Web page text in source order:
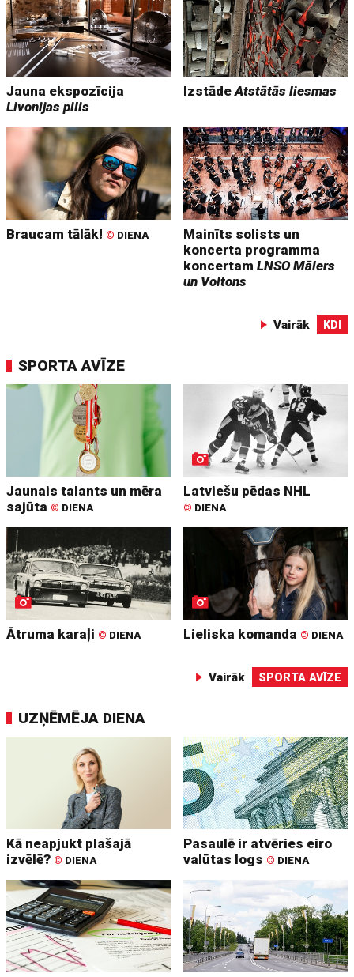
Jauna ekspozīcija
Livonijas pilis
IzstādeAtstātās liesmas
Braucam tālāk! © DIENA
Mainīts solists un
koncerta programma
koncertamLNSO Mālers
un Voltons
Vairāk KDI
SPORTA AVĪZE
Jaunais talants un mēra
sajūta © DIENA
Latviešu pēdas NHL
© DIENA
Ātruma karaļi © DIENA Lieliska komanda © DIENA
Vairāk SPORTA AVĪZE
UZŅĒMĒJA DIENA
Kā neapjukt plašajā
izvēlē? © DIENA
Pasaulē ir atvēries eiro
valūtas logs © DIENA